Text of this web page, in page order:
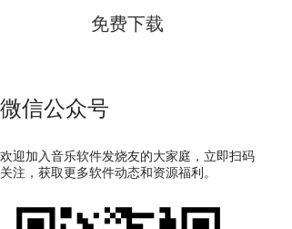
免费下载
微信公众号
欢迎加入音乐软件发烧友的大家庭，立即扫码
关注，获取更多软件动态和资源福利。